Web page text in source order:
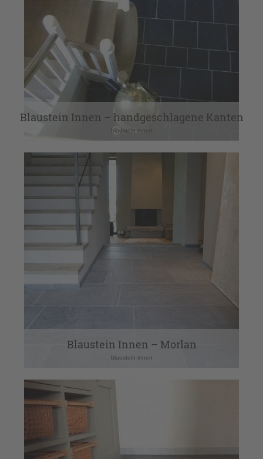
Blaustein Innen – handgeschlagene Kanten
blaustein innen
Blaustein Innen – Morlan
blaustein innen